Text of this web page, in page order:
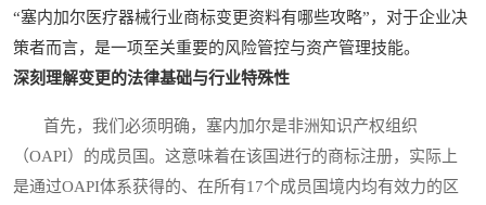
“塞内加尔医疗器械行业商标变更资料有哪些攻略”，对于企业决
策者而言，是一项至关重要的风险管控与资产管理技能。
深刻理解变更的法律基础与行业特殊性
首先，我们必须明确，塞内加尔是非洲知识产权组织
（OAPI）的成员国。这意味着在该国进行的商标注册，实际上
是通过OAPI体系获得的、在所有17个成员国境内均有效力的区